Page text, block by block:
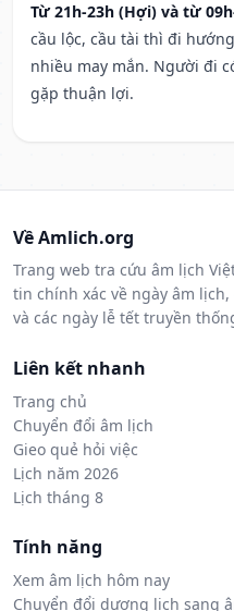
Từ 21h-23h (Hợi) và từ
cầu lộc, cầu tài thì đi
nhiều may mắn. Người đi
gặp thuận lợi.
Về Amlich.org
Trang web tra cứu âm lịch
tin chính xác về ngày âm
và các ngày lễ tết truyền
Liên kết nhanh
Trang chủ
Chuyển đổi âm lịch
Gieo quẻ hỏi việc
Lịch năm 2026
Lịch tháng 8
Tính năng
Xem âm lịch hôm nay
Chuyển đổi dương lịch sang